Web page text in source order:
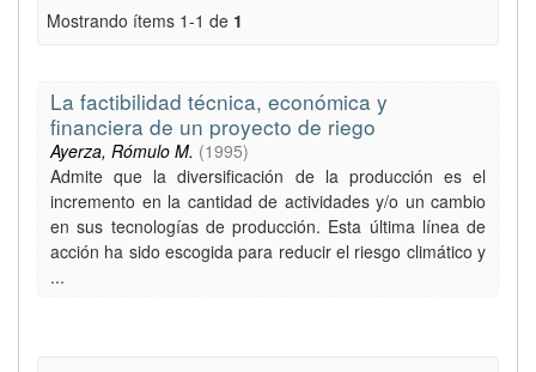
Mostrando ítems 1-1 de 1
La factibilidad técnica, económica y
financiera de un proyecto de riego
Ayerza, Rómulo M. (1995)
Admite que la diversificación de la producción es el
incremento en la cantidad de actividades y/o un cambio
en sus tecnologías de producción. Esta última línea de
acción ha sido escogida para reducir el riesgo climático y
...